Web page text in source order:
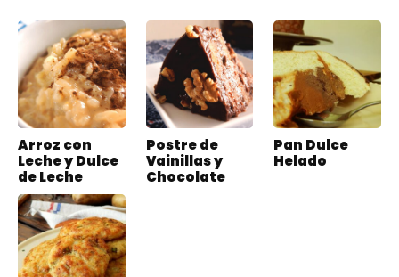
Arroz con
Leche y Dulce
de Leche
Postre de
Vainillas y
Chocolate
Pan Dulce
Helado